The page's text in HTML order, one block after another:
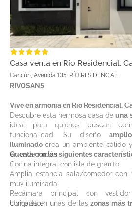
Casa venta en Río Residencial,
Cancún, Avenida 135, RÍO RESIDENCIAL
RIVOSAN5
Vive en armonía en Rio Residencial,
Descubre esta hermosa casa de una
ideal para quienes buscan
funcionalidad. Su diseño
iluminado crea un ambiente cálido y
en cada rincón.
Cuenta con las siguientes
Cocina integral con isla de granito.
Amplia estancia sala/comedor con
muy iluminada.
Recámara principal con
completo.
Ubicada en unas de las zonas más